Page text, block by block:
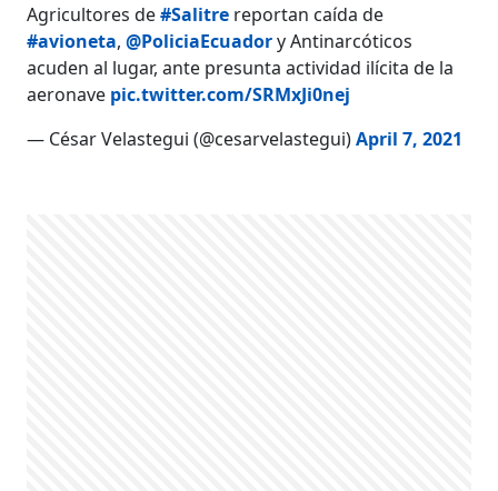
Agricultores de#Salitre reportan caída de
#avioneta,@PoliciaEcuadory Antinarcóticos
acuden al lugar, ante presunta actividad ilícita de la
aeronave pic.twitter.com/SRMxJi0nej
— César Velastegui (@cesarvelastegui)April 7, 2021